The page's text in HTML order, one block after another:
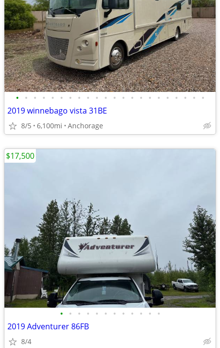
• • • • • • • • • • • • • • • • • • • • • •
2019 winnebago vista 31BE
8/5 6,100mi Anchorage
• • • • • • • • • • • •
2019 Adventurer 86FB
8/4
$17,500